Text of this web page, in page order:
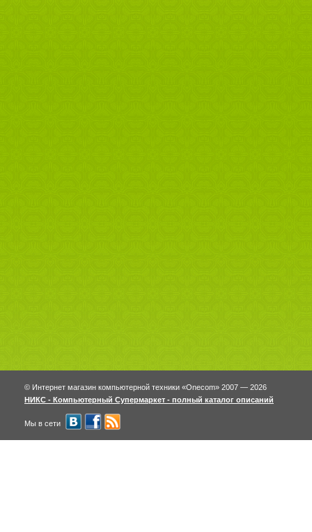
© Интернет магазин компьютерной техники «Onecom» 2007 — 2026
НИКС - Компьютерный Cупермаркет - полный каталог описаний
Мы в сети